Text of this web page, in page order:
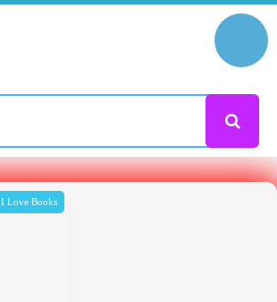
I Love Books